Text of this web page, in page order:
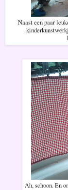
Naast een paar
Ah, schoon. En